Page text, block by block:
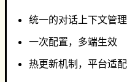
统一的对话上下文管
一次配置，多端生效
热更新机制，平台适